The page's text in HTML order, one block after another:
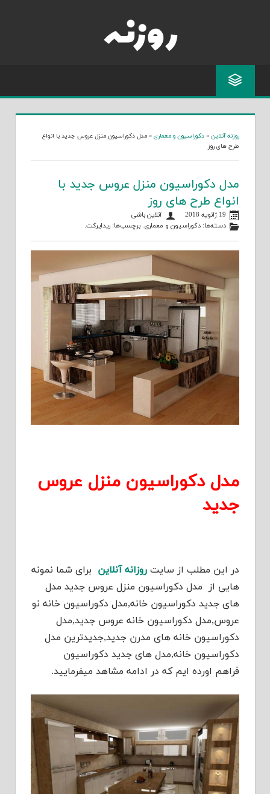
روزنه آنلاین » دکوراسیون و معماری » مدل دکوراسیون منزل عروس جدید با انواع
طرح های روز
مدل دکوراسیون منزل عروس جدید با
انواع طرح های روز
19 ژانویه 2018
آنلاین باشی
دسته‌ها:دکوراسیون و معماری. برچسب‌ها:ریدایرکت.
مدل دکوراسیون منزل عروس
جدید
در این مطلب از سایت روزانه آنلاین برای شما نمونه
هایی از مدل دکوراسیون منزل عروس جدید مدل
های جدید دکوراسیون خانه,مدل دکوراسیون خانه نو
عروس,مدل دکوراسیون خانه عروس جدید,مدل
دکوراسیون خانه های مدرن جدید,جدیدترین مدل
دکوراسیون خانه,مدل های جدید دکوراسیون
فراهم اورده ایم که در ادامه مشاهد میفرمایید.